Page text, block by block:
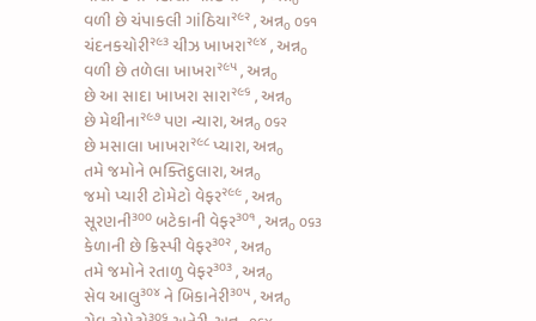
વળી છેચંપાકલી ગાંઠિયા૨૯૨ , અન્ન૦ ૦૬૧
ચંદનકચોરી૨૯૩ ચીઝ ખાખરા૨૯૪ , અન્ન૦
વળી છેતળેલા ખાખરા૨૯૫ , અન્ન૦
છે આસાદા ખાખરા સારા૨૯૬ , અન્ન૦
છેમેથીના૨૯૭ પણ ન્યારા, અન્ન૦ ૦૬૨
છેમસાલા ખાખરા૨૯૮ પ્યારા, અન્ન૦
તમે જમોને ભક્તિદુલારા, અન્ન૦
જમો પ્યારીટોમેટો વેફર૨૯૯ , અન્ન૦
સૂરણની૩૦૦ બટેકાની વેફર૩૦૧ , અન્ન૦ ૦૬૩
કેળાની છે ક્રિસ્પી વેફર૩૦૨ , અન્ન૦
તમે જમોનેરતાળુ વેફર૩૦૩ , અન્ન૦
સેવ આલુ૩૦૪ ને બિકાનેરી૩૦૫ , અન્ન૦